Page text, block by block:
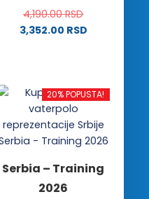
4,190.00RSD
3,352.00 RSD
više
varijanti.
Opcije
mogu
izabrane
na
20% POPUSTA!
Serbia – Training
2026